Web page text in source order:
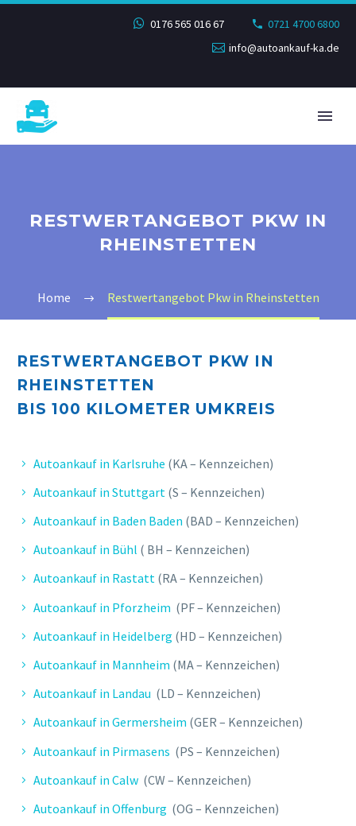
0176 565 016 67
0721 4700 6800
info@autoankauf-ka.de
RESTWERTANGEBOT PKW IN
RHEINSTETTEN
Home Restwertangebot Pkw in Rheinstetten
RESTWERTANGEBOT PKW IN
RHEINSTETTEN
BIS 100 KILOMETER UMKREIS
Autoankauf in Karlsruhe (KA – Kennzeichen)
Autoankauf in Stuttgart (S – Kennzeichen)
Autoankauf in Baden Baden (BAD – Kennzeichen)
Autoankauf in Bühl ( BH – Kennzeichen)
Autoankauf in Rastatt (RA – Kennzeichen)
Autoankauf in Pforzheim (PF – Kennzeichen)
Autoankauf in Heidelberg (HD – Kennzeichen)
Autoankauf in Mannheim (MA – Kennzeichen)
Autoankauf in Landau (LD – Kennzeichen)
Autoankauf in Germersheim (GER – Kennzeichen)
Autoankauf in Pirmasens (PS – Kennzeichen)
Autoankauf in Calw (CW – Kennzeichen)
Autoankauf in Offenburg (OG – Kennzeichen)